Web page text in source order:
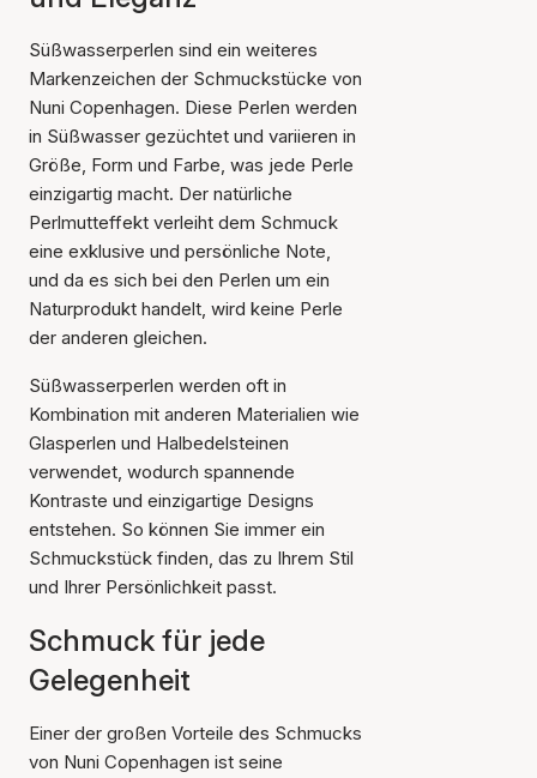
Süßwasserperlen sind ein weiteres
Markenzeichen der Schmuckstücke von
Nuni Copenhagen. Diese Perlen werden
in Süßwasser gezüchtet und variieren in
Größe, Form und Farbe, was jede Perle
einzigartig macht. Der natürliche
Perlmutteffekt verleiht dem Schmuck
eine exklusive und persönliche Note,
und da es sich bei den Perlen um ein
Naturprodukt handelt, wird keine Perle
der anderen gleichen.
Süßwasserperlen werden oft in
Kombination mit anderen Materialien wie
Glasperlen und Halbedelsteinen
verwendet, wodurch spannende
Kontraste und einzigartige Designs
entstehen. So können Sie immer ein
Schmuckstück finden, das zu Ihrem Stil
und Ihrer Persönlichkeit passt.
Schmuck für jede
Gelegenheit
Einer der großen Vorteile des Schmucks
von Nuni Copenhagen ist seine